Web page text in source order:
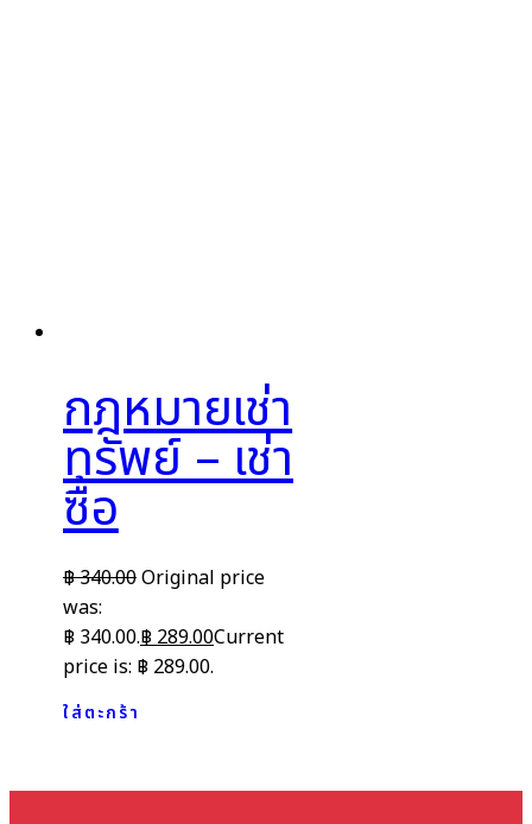
กฎหมายเช่า
ทรัพย์ – เช่า
ซื้อ
฿340.00Original price
was:
฿ 340.00.฿ 289.00Current
price is: ฿ 289.00.
ใส่ตะกร้า